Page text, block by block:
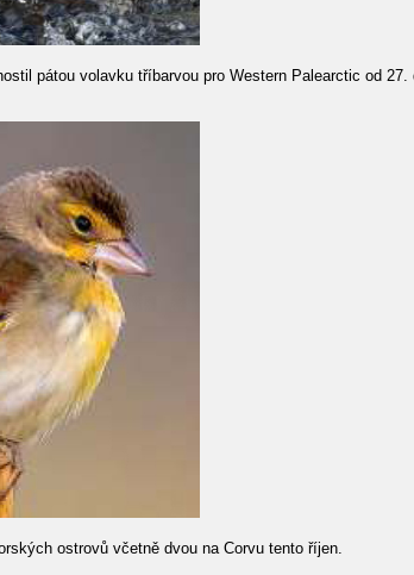
pátou volavku tříbarvou pro Western Palearctic od 27.
ostrovů včetně dvou na Corvu tento říjen.